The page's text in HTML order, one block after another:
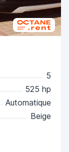
5
525 hp
Automatique
Beige